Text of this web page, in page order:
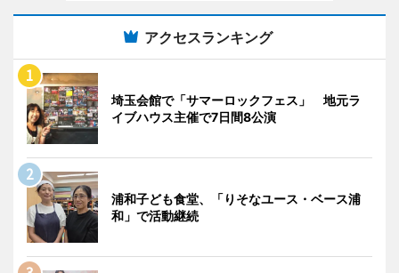
アクセスランキング
埼玉会館で「サマーロックフェス」 地元ラ
イブハウス主催で7日間8公演
浦和子ども食堂、「りそなユース・ベース浦
和」で活動継続